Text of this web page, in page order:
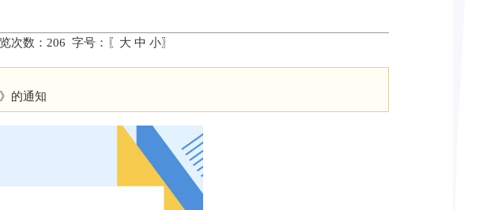
次数： 206 字号：〖 大 中 小〗
的通知